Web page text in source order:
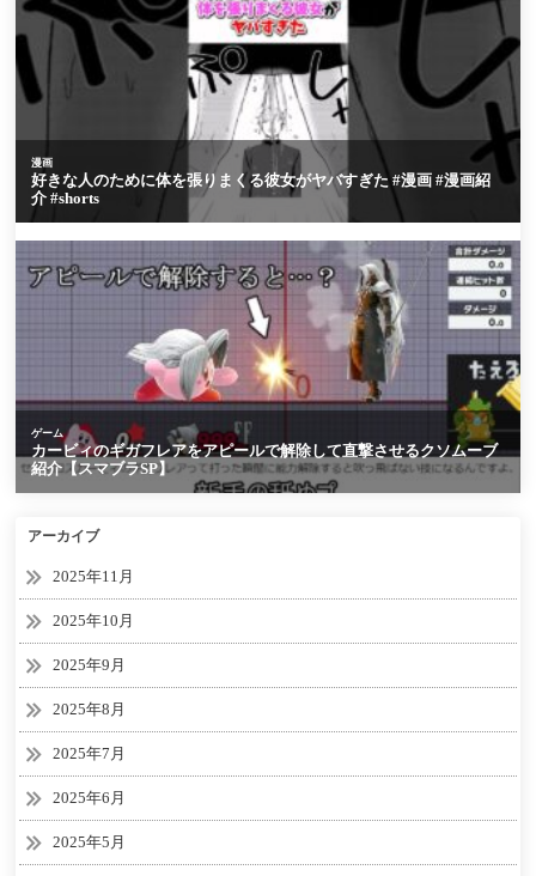
アーカイブ
2025年11月
2025年10月
2025年9月
2025年8月
2025年7月
2025年6月
2025年5月